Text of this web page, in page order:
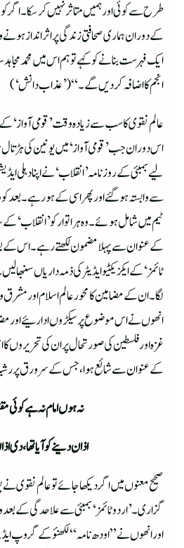
طرح سے کوئی اور ہمیں متاثر نہیں
کے دوران ہماری صحافتی زندگی پر اثر انداز
ایک فہرست بنانے کو کہے تو ہم اس میں محمد
انجم کا اضافہ کردیں گے۔“(’عذاب دانش‘)
عالم نقوی کا سب سے زیادہ وقت’قومی
اس دوران جب ’قومی آواز‘ میں یونین کی
لیے بمبئی کے روزنامہ ’انقلاب‘ نے اپنا دہلی
سے وابستہ ہوگئے اور پھر اسی کے ہورہے۔بعد کو
ٹیم میں شامل ہوئے۔وہ ہراتوار کو ’انقلاب‘
کے عنوان سے پہلا مضمون لکھتے رہے۔اس کے
ٹائمز‘ کے ایکزیکٹیو ایڈیٹر کی ذمہ داریاں
لگا۔ ان کے مضامین کا محور عالم اسلام اور
انھوں نے اس موضوع پر سیکڑوں ادارئیے اور
کے عنوان سے شائع ہوا،جس کے سرورق پر رشید
نہ ہوں امام نہ ہے کوئی
اذان دینے کو آیا تھا، دی
صحیح معنوں میں اگر دیکھا جائے تو عالم نقوی
گزاری۔’اردو ٹائمز‘ بمبئی سے علاحدگی کے
اور انھوں نے ”اودھ نامہ“لکھنؤ کے گروپ